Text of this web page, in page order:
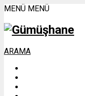
MENÜ MENÜ
ARAMA